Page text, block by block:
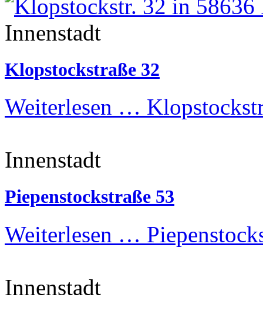
Innenstadt
Klopstockstraße 32
Weiterlesen …
Innenstadt
Piepenstockstraße 53
Weiterlesen …
Innenstadt